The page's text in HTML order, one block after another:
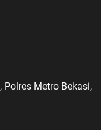
, Polres Metro Bekasi,